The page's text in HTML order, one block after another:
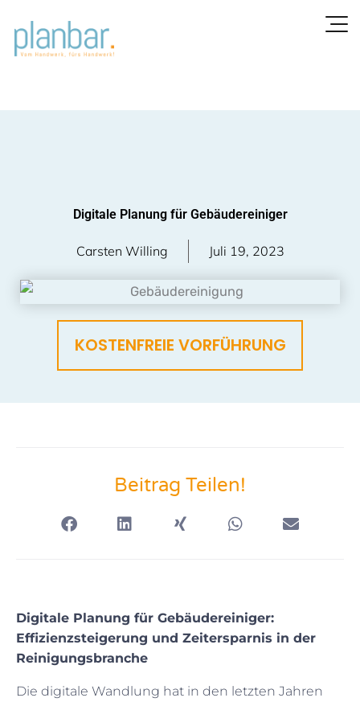
Inhalt
springen
Digitale Planung für Gebäudereiniger
Carsten Willing Juli 19, 2023
KOSTENFREIE VORFÜHRUNG
Beitrag Teilen!
Digitale Planung für Gebäudereiniger:
Effizienzsteigerung und Zeitersparnis in der
Reinigungsbranche
Die digitale Wandlung hat in den letzten Jahren